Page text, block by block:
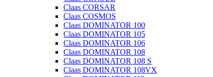
Claas CORSAR
Claas COSMOS
Claas DOMINATOR 100
Claas DOMINATOR 105
Claas DOMINATOR 106
Claas DOMINATOR 108
Claas DOMINATOR 108 S
Claas DOMINATOR 108VX